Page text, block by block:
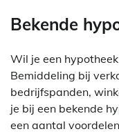
Bekende
Wil je een
Bemiddeling bij
bedrijfspanden,
je bij een bekende
een aantal